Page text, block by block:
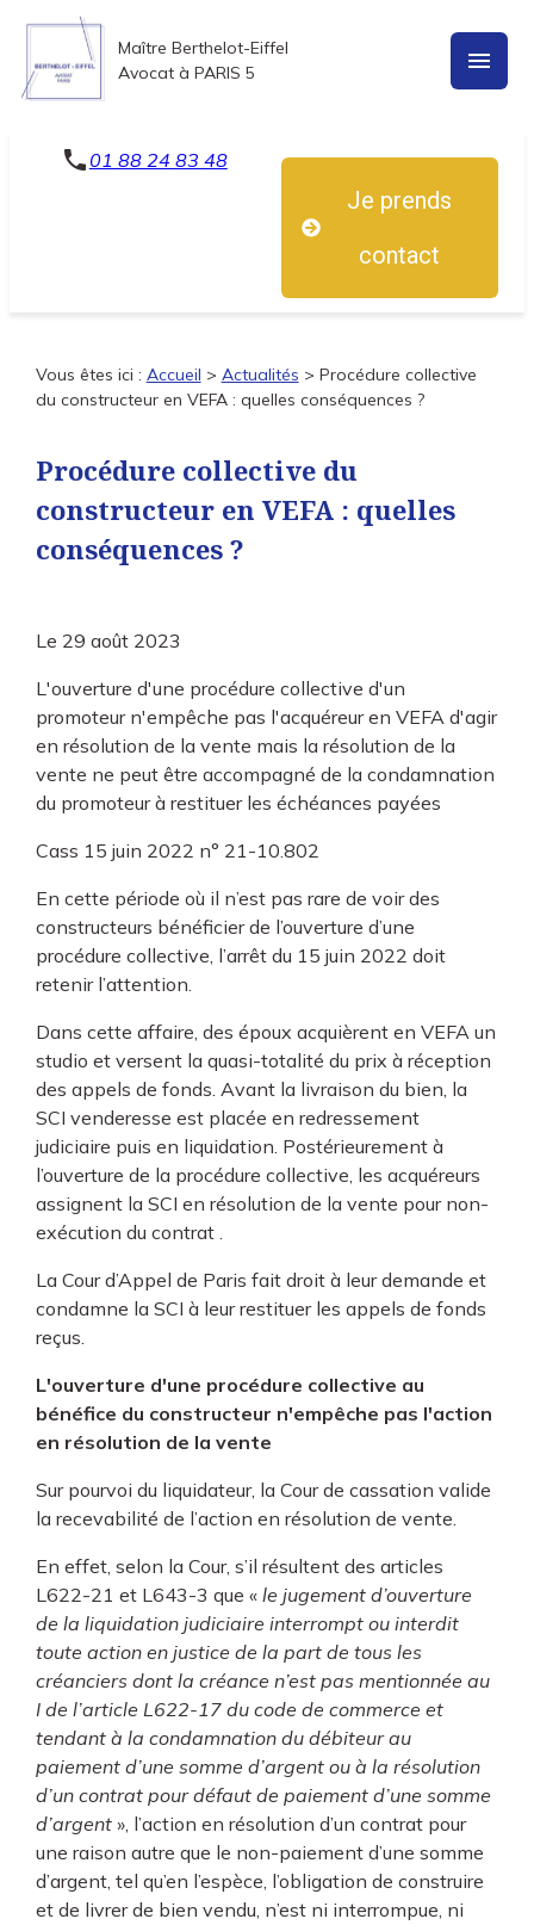
Maître Berthelot-Eiffel
Avocat à PARIS 5
menu
phone 01 88 24 83 48
Je prends
contact
Vous êtes ici : Accueil > Actualités > Procédure collective
du constructeur en VEFA : quelles conséquences ?
Procédure collective du
constructeur en VEFA : quelles
conséquences ?
Le 29 août 2023
L'ouverture d'une procédure collective d'un
promoteur n'empêche pas l'acquéreur en VEFA d'agir
en résolution de la vente mais la résolution de la
vente ne peut être accompagné de la condamnation
du promoteur à restituer les échéances payées
Cass 15 juin 2022 n° 21-10.802
En cette période où il n’est pas rare de voir des
constructeurs bénéficier de l’ouverture d’une
procédure collective, l’arrêt du 15 juin 2022 doit
retenir l’attention.
Dans cette affaire, des époux acquièrent en VEFA un
studio et versent la quasi-totalité du prix à réception
des appels de fonds. Avant la livraison du bien, la
SCI venderesse est placée en redressement
judiciaire puis en liquidation. Postérieurement à
l’ouverture de la procédure collective, les acquéreurs
assignent la SCI en résolution de la vente pour non-
exécution du contrat .
La Cour d’Appel de Paris fait droit à leur demande et
condamne la SCI à leur restituer les appels de fonds
reçus.
L'ouverture d'une procédure collective au
bénéfice du constructeur n'empêche pas l'action
en résolution de la vente
Sur pourvoi du liquidateur, la Cour de cassation valide
la recevabilité de l’action en résolution de vente.
En effet, selon la Cour, s’il résultent des articles
L622-21 et L643-3 que « le jugement d’ouverture
de la liquidation judiciaire interrompt ou interdit
toute action en justice de la part de tous les
créanciers dont la créance n’est pas mentionnée au
I de l’article L622-17 du code de commerce et
tendant à la condamnation du débiteur au
paiement d’une somme d’argent ou à la résolution
d’un contrat pour défaut de paiement d’une somme
d’argent», l’action en résolution d’un contrat pour
une raison autre que le non-paiement d’une somme
d’argent, tel qu’en l’espèce, l’obligation de construire
et de livrer de bien vendu, n’est ni interrompue, ni
Panneau de gestion des cookies